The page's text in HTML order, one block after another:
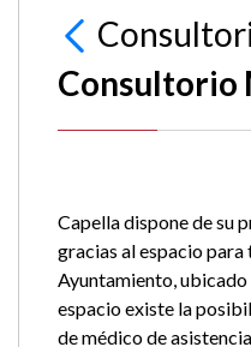
Consultorio
Capella dispone de su
gracias al espacio
Ayuntamiento, ubicado
espacio existe la
de médico de